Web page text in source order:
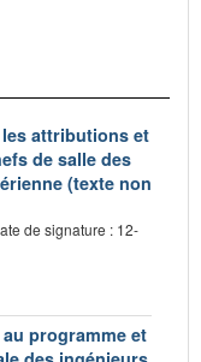
attributions et
de salle des
(texte non
de signature : 12-
programme et